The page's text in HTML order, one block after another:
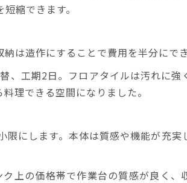
縮できます。
納は造作にすることで費用を半分にでき
、工期2日。フロアタイルは汚れに
理できる空間になりました。
限にします。本体は質感や機能が充実
上の価格帯で作業台の質感が良く、